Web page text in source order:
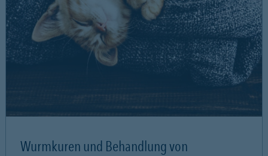
Wurmkuren und Behandlung von